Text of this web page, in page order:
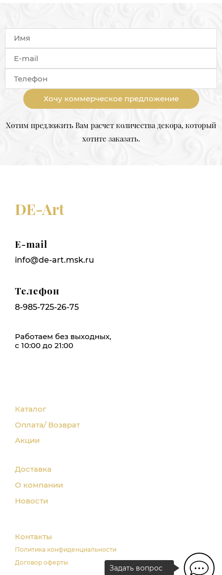
Задать вопрос
Хочу коммерческое предложение
Хотим предложить Вам расчет количества декора, который
хотите заказать.
DE-Art
E-mail
info@de-art.msk.ru
Телефон
8-985-725-26-75
Работаем без выходных,
с 10:00 до 21:00
Каталог
Оплата/ Возврат
Акции
Доставка
О компании
Новости
Контакты
Политика конфиденциальности
Договор оферты